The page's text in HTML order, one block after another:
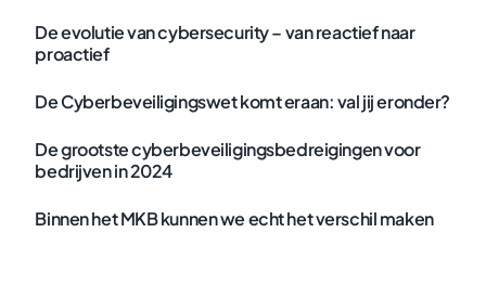
De evolutie van cybersecurity – van reactief naar
proactief
De Cyberbeveiligingswet komt eraan: val jij eronder?
De grootste cyberbeveiligingsbedreigingen voor
bedrijven in 2024
Binnen het MKB kunnen we echt het verschil maken